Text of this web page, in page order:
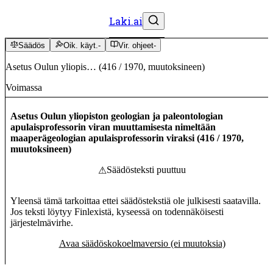
Laki.ai
Säädös Oik. käyt.- Vir. ohjeet-
Asetus Oulun yliopis… (416 / 1970, muutoksineen)
Voimassa
Asetus Oulun yliopiston geologian ja paleontologian
apulaisprofessorin viran muuttamisesta nimeltään
maaperägeologian apulaisprofessorin viraksi (416 / 1970,
muutoksineen)
⚠Säädösteksti puuttuu
Yleensä tämä tarkoittaa ettei säädöstekstiä ole julkisesti saatavilla.
Jos teksti löytyy Finlexistä, kyseessä on todennäköisesti
järjestelmävirhe.
Avaa säädöskokoelmaversio (ei muutoksia)